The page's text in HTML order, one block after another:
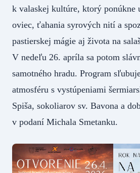
k valaskej kultúre, ktorý ponúkne
oviec, ťahania syrových nití a
pastierskej mágie aj života na
V nedeľu 26. apríla sa potom
samotného hradu. Program
atmosféru s vystúpeniami
Spiša, sokoliarov sv. Bavona a
v podaní Michala Smetanku.